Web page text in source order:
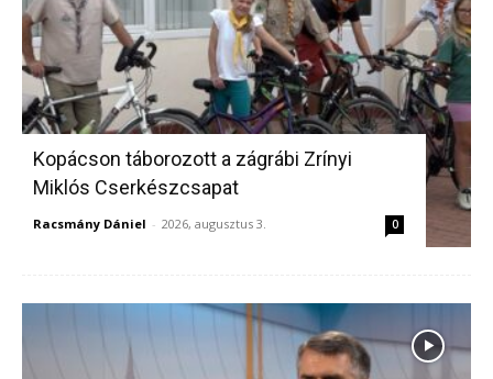
Kopácson táborozott a zágrábi Zrínyi
Miklós Cserkészcsapat
Racsmány Dániel - 2026, augusztus 3. 0